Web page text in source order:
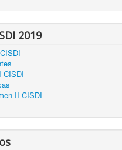
2019
CISDI
II CISDI